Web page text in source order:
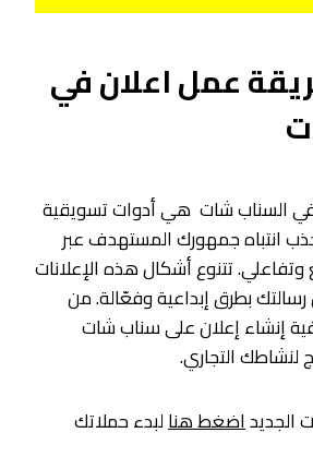
عمل اعلان في
السناب شات هي أدوات تسويقية
انتباه جمهورك المستهدف عبر
تتنوع أشكال هذه الإعلانات
بطرق إبداعية وفعّالة. من
إنشاء إعلان على سناب شات
لنشاطك التجاري.
الجديداضغط هنالبدء حملاتك